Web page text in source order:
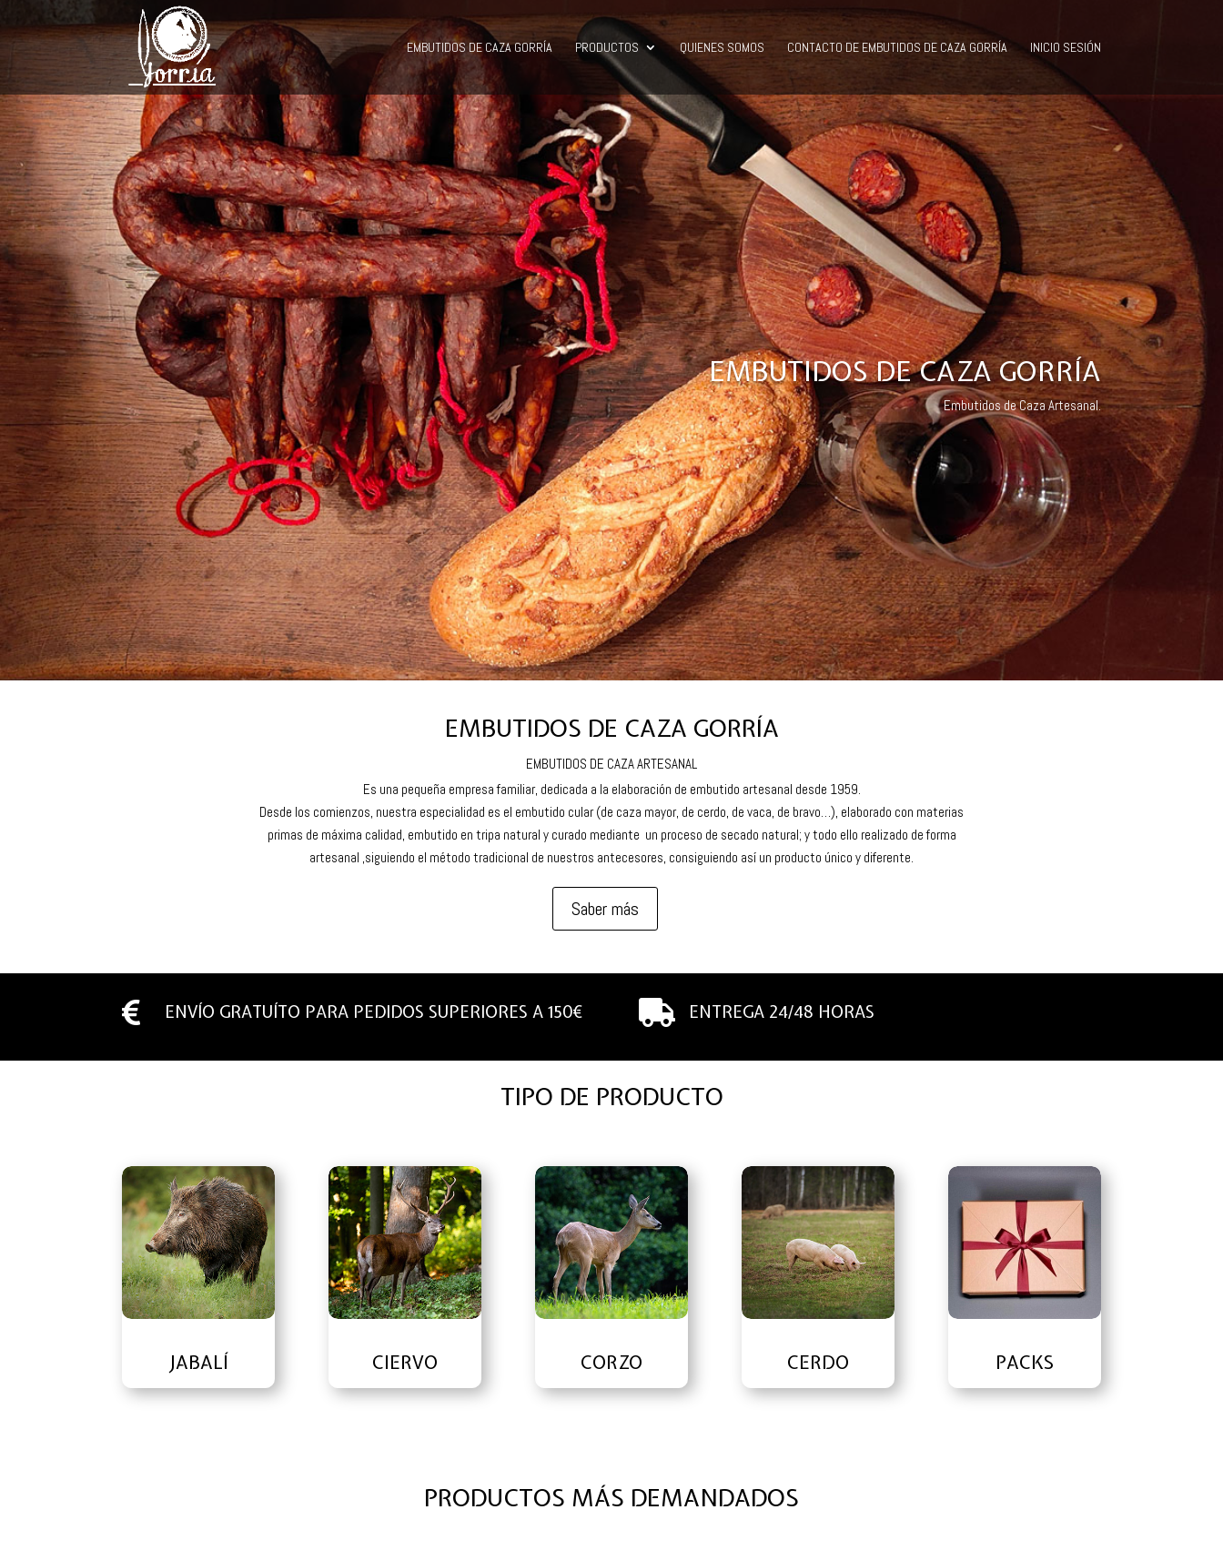
EMBUTIDOS DE CAZA GORRÍA PRODUCTOS QUIENES SOMOS CONTACTO DE EMBUTIDOS DE CAZA GORRÍA INICIO SESIÓN
EMBUTIDOS DE CAZA GORRÍA
Embutidos de Caza Artesanal.
EMBUTIDOS DE CAZA GORRÍA
EMBUTIDOS DE CAZA ARTESANAL
Es una pequeña empresa familiar, dedicada a la elaboración de embutido artesanal desde 1959.
Desde los comienzos, nuestra especialidad es el embutido cular (de caza mayor, de cerdo, de vaca, de bravo…), elaborado con materias
primas de máxima calidad, embutido en tripa natural y curado mediante un proceso de secado natural; y todo ello realizado de forma
artesanal ,siguiendo el método tradicional de nuestros antecesores, consiguiendo así un producto único y diferente.
Saber más
 ENVÍO GRATUÍTO PARA PEDIDOS SUPERIORES A 150€  ENTREGA 24/48 HORAS
TIPO DE PRODUCTO
JABALÍ CIERVO CORZO CERDO PACKS
PRODUCTOS MÁS DEMANDADOS